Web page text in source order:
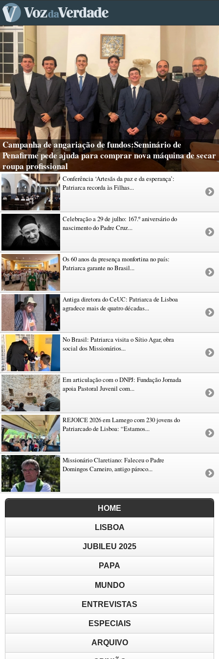
Campanha de angariação de fundos:Seminário de
Penafirme pede ajuda para comprar nova máquina de secar
roupa profissional
Conferência ‘Artesãs da paz e da esperança’:
Patriarca recorda às Filhas...
Celebração a 29 de julho: 167.º aniversário do
nascimento do Padre Cruz...
Os 60 anos da presença monfortina no país:
Patriarca garante no Brasil...
Antiga diretora do CeUC: Patriarca de Lisboa
agradece mais de quatro décadas...
No Brasil: Patriarca visita o Sítio Agar, obra
social dos Missionários...
Em articulação com o DNPJ: Fundação Jornada
apoia Pastoral Juvenil com...
REJOICE 2026 em Lamego com 230 jovens do
Patriarcado de Lisboa: “Estamos...
Missionário Claretiano: Faleceu o Padre
Domingos Carneiro, antigo pároco...
HOME
LISBOA
JUBILEU 2025
PAPA
MUNDO
ENTREVISTAS
ESPECIAIS
ARQUIVO